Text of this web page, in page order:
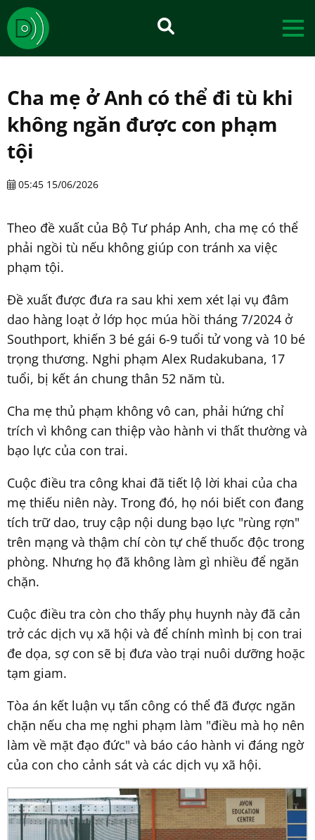
Cha mẹ ở Anh có thể đi tù khi
không ngăn được con phạm
tội
05:45 15/06/2026
Theo đề xuất của Bộ Tư pháp Anh, cha mẹ có thể
phải ngồi tù nếu không giúp con tránh xa việc
phạm tội.
Đề xuất được đưa ra sau khi xem xét lại vụ đâm
dao hàng loạt ở lớp học múa hồi tháng 7/2024 ở
Southport, khiến 3 bé gái 6-9 tuổi tử vong và 10 bé
trọng thương. Nghi phạm Alex Rudakubana, 17
tuổi, bị kết án chung thân 52 năm tù.
Cha mẹ thủ phạm không vô can, phải hứng chỉ
trích vì không can thiệp vào hành vi thất thường và
bạo lực của con trai.
Cuộc điều tra công khai đã tiết lộ lời khai của cha
mẹ thiếu niên này. Trong đó, họ nói biết con đang
tích trữ dao, truy cập nội dung bạo lực "rùng rợn"
trên mạng và thậm chí còn tự chế thuốc độc trong
phòng. Nhưng họ đã không làm gì nhiều để ngăn
chặn.
Cuộc điều tra còn cho thấy phụ huynh này đã cản
trở các dịch vụ xã hội và để chính mình bị con trai
đe dọa, sợ con sẽ bị đưa vào trại nuôi dưỡng hoặc
tạm giam.
Tòa án kết luận vụ tấn công có thể đã được ngăn
chặn nếu cha mẹ nghi phạm làm "điều mà họ nên
làm về mặt đạo đức" và báo cáo hành vi đáng ngờ
của con cho cảnh sát và các dịch vụ xã hội.